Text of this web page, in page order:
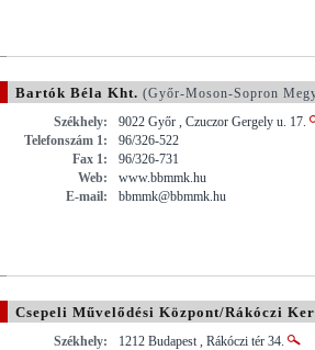
Bartók Béla Kht. (Győr-Moson-Sopron
Székhely:
9022 Győr , Czuczor Gergely u. 17.
Telefonszám 1:
96/326-522
Fax 1:
96/326-731
Web:
www.bbmmk.hu
E-mail:
bbmmk@bbmmk.hu
Csepeli Művelődési Központ/Rákóczi
Székhely:
1212 Budapest , Rákóczi tér 34.